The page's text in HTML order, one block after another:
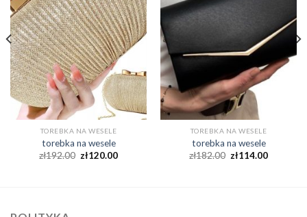
TOREBKA NA WESELE
torebka na wesele
zł192.00 zł120.00
TOREBKA NA WESELE
torebka na wesele
zł182.00 zł114.00